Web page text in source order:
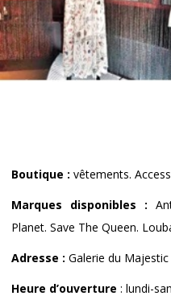
Boutique : vêtements.
Marques disponibles :
Planet. Save The Queen.
Adresse : Galerie du
Heure d’ouverture : lundi-